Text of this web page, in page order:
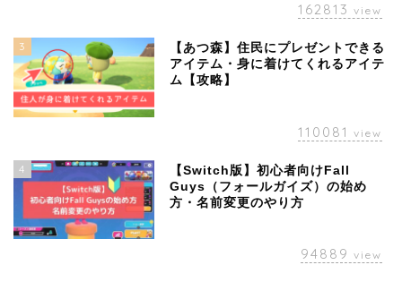
162813 view
3
【あつ森】住民にプレゼントできる
アイテム・身に着けてくれるアイテ
ム【攻略】
110081 view
4
【Switch版】初心者向けFall
Guys（フォールガイズ）の始め
方・名前変更のやり方
94889 view